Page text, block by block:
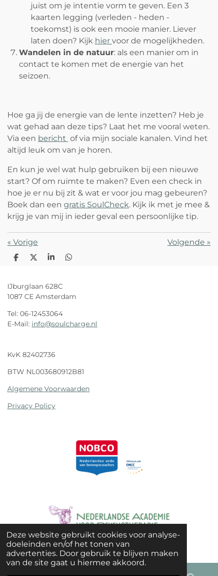
Deze website gebruikt cookies voor analyse-
doeleinden en/of het tonen van
advertenties. Door gebruik te blijven maken
van de site gaat u hiermee akkoord.
juist om je intentie vorm te geven. Een 3
kaarten legging (verleden - heden -
toekomst) is ook een mooie manier. Liever
laten doen? Kijk hier voor de mogelijkheden.
Wandelen in de natuur: als een manier om in
contact te komen met de energie van het
seizoen.
Hoe ga jij de energie van de lente inzetten? Heb je
wat gehad aan deze tips? Laat het me vooral weten.
Via een bericht of via mijn sociale kanalen. Vind het
altijd leuk om van je horen.
En kun je wel wat hulp gebruiken bij een nieuwe
start? Of om ruimte te maken? Even een check in
hoe je er nu bij zit & wat er voor jou mag gebeuren?
Boek dan een gratis SoulCheck. Kijk ik met je mee &
krijg je van mij in ieder geval een persoonlijke tip.
« Vorige Volgende »
D
e
n
D
l
S
r
e
D
IJburglaan 628C
1087 CE Amsterdam
Tel: 06-12453064
E-Mail: info@soulcharge.nl
KvK 82402736
BTW NL003680912B81
Algemene Voorwaarden
Privacy Policy
© 2021 - 2026 SoulCharge